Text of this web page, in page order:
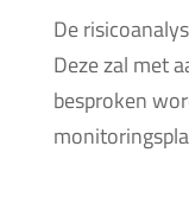
De
Deze zal met
besproken